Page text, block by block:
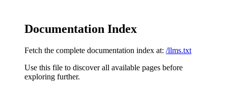
Documentation Index
Fetch the complete documentation index at: /llms.txt
Use this file to discover all available pages before
exploring further.